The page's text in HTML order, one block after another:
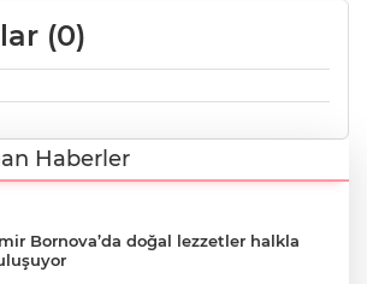
(0)
Haberler
Bornova’da doğal lezzetler halkla